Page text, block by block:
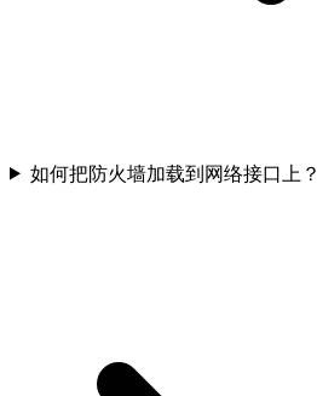
如何把防火墙加载到网络接口上？